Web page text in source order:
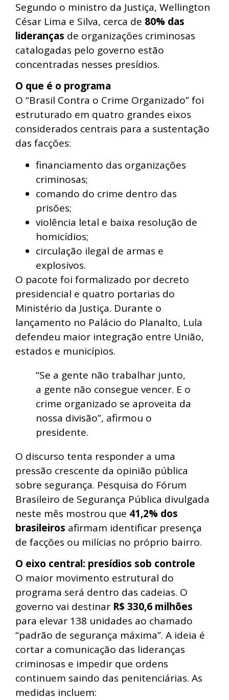
Segundo o ministro da Justiça, Wellington
César Lima e Silva, cerca de 80% das
lideranças de organizações criminosas
catalogadas pelo governo estão
concentradas nesses presídios.
O que é o programa
O “Brasil Contra o Crime Organizado” foi
estruturado em quatro grandes eixos
considerados centrais para a sustentação
das facções:
financiamento das organizações
criminosas;
comando do crime dentro das
prisões;
violência letal e baixa resolução de
homicídios;
circulação ilegal de armas e
explosivos.
O pacote foi formalizado por decreto
presidencial e quatro portarias do
Ministério da Justiça. Durante o
lançamento no Palácio do Planalto, Lula
defendeu maior integração entre União,
estados e municípios.
“Se a gente não trabalhar junto,
a gente não consegue vencer. E o
crime organizado se aproveita da
nossa divisão”, afirmou o
presidente.
O discurso tenta responder a uma
pressão crescente da opinião pública
sobre segurança. Pesquisa do Fórum
Brasileiro de Segurança Pública divulgada
neste mês mostrou que 41,2% dos
brasileiros afirmam identificar presença
de facções ou milícias no próprio bairro.
O eixo central: presídios sob controle
O maior movimento estrutural do
programa será dentro das cadeias. O
governo vai destinar R$ 330,6 milhões
para elevar 138 unidades ao chamado
“padrão de segurança máxima”. A ideia é
cortar a comunicação das lideranças
criminosas e impedir que ordens
continuem saindo das penitenciárias. As
medidas incluem: